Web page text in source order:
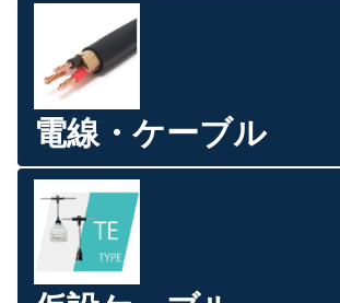
電線・ケーブル